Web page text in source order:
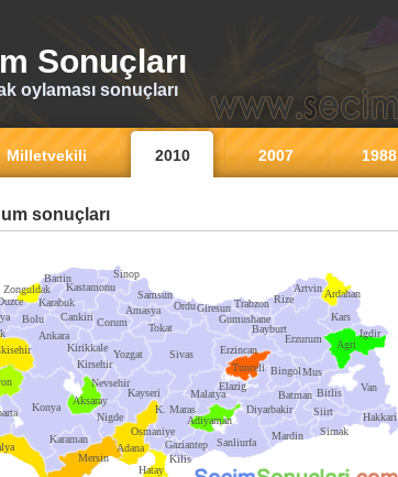
Sonuçları
oylaması sonuçları
Milletvekili 2010 2007 1988
sonuçları
Ankara
Zonguldak
Bolu
Konya
Mersin
Kirsehir
Cankiri
Kastamonu
Sinop
Corum
Yozgat
Nevsehir
Nigde
Adana
Hatay
K. Maras
Kayseri
Sivas
Tokat
Amasya
Samsun
OrduGiresun
Erzincan
Malatya
Gaziantep Sanliurfa
Adiyaman
Gumushane
Trabzon Rize
Erzurum
Artvin
Kars
Agri
Tunceli
Elazig
Diyarbakir
Mardin
Siirt
Bitlis
BingolMus
Van
Hakkari
Kirikkale
Bayburt
Karaman
Aksaray
Kilis
Ardahan
Karabuk
Bartin
Osmaniye
Igdir
Batman
Sirnak